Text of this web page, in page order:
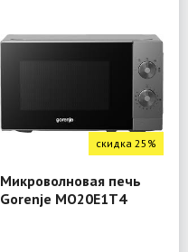
скидка 25%
Микроволновая печь
Gorenje MO20E1T4